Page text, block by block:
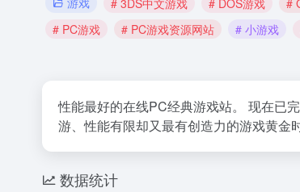
# PC游戏
# PC游戏资源网站 # 小游戏
性能最好的在线PC经典游戏站。 现在已
游、性能有限却又最有创造力的游戏黄金
数据统计